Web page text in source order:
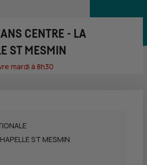
précédente
CENTRE - LA
ST MESMIN
mardi à 8h30
ST MESMIN